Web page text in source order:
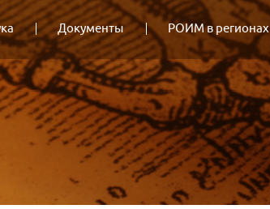
Документы РОИМ в регионах